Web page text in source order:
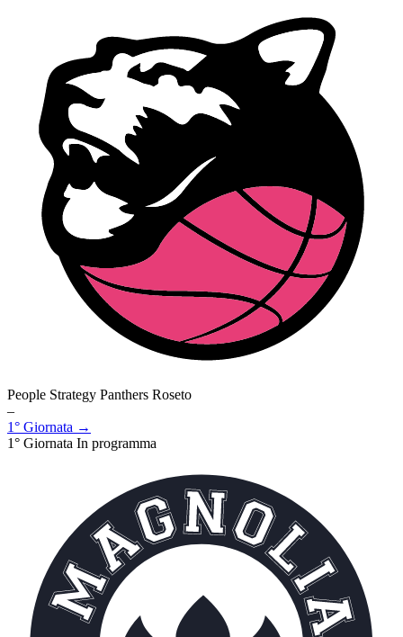
People Strategy Panthers Roseto
–
1° Giornata →
1° Giornata In programma